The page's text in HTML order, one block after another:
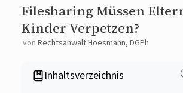
Filesharing Müssen
Kinder Verpetzen?
von Rechtsanwalt Hoesmann, DGPh
Inhaltsverzeichnis